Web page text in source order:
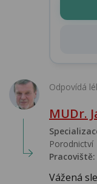
Odpovídá
MUDr.
Porodnictví
Pracoviště:
Vážená